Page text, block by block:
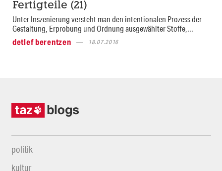
Fertigteile (21)
Unter Inszenierung versteht man den intentionalen Prozess der
Gestaltung, Erprobung und Ordnung ausgewählter Stoffe,...
detlef berentzen
18.07.2016
politik
kultur